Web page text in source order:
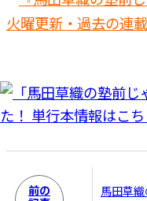
前の
馬田草